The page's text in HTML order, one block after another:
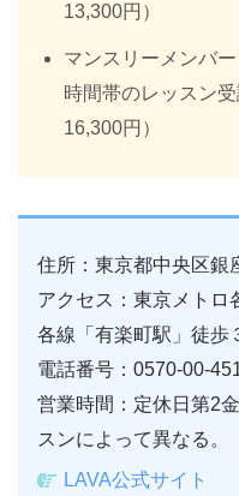
13,300円）
マンスリーメンバ
時間帯のレッスン
16,300円）
住所：東京都中央区銀
アクセス：東京メトロ
各線「有楽町駅」徒歩
電話番号：0570-00-
営業時間：定休日第
スンによって異なる。
LAVA公式サイト